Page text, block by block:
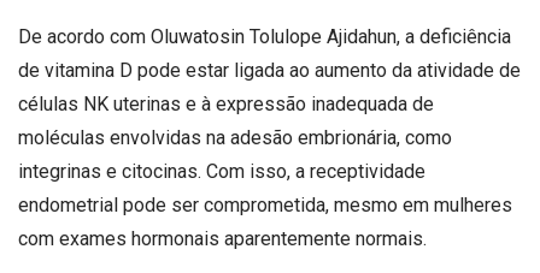
De acordo com Oluwatosin Tolulope Ajidahun, a deficiência
de vitamina D pode estar ligada ao aumento da atividade de
células NK uterinas e à expressão inadequada de
moléculas envolvidas na adesão embrionária, como
integrinas e citocinas. Com isso, a receptividade
endometrial pode ser comprometida, mesmo em mulheres
com exames hormonais aparentemente normais.